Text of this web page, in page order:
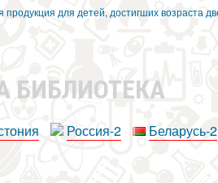
БИБЛИОТЕКА
Россия-2
Беларусь-2